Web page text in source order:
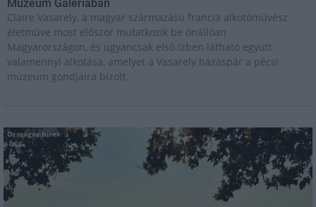
Múzeum Galériában
Claire Vasarely, a magyar származású francia alkotóművész
életműve most először mutatkozik be önállóan
Magyarországon, és ugyancsak első ízben látható együtt
valamennyi alkotása, amelyet a Vasarely házaspár a pécsi
múzeum gondjaira bízott.
Országos hírek